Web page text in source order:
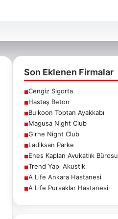
Son Eklenen Firmalar
■Cengiz Sigorta
■Hastaş Beton
■Bulkoon Toptan Ayakkabı
■Magusa Night Club
■Girne Night Club
■Ladiksan Parke
■Enes Kaplan Avukatlık Bürosu
■Trend Yapı Akustik
■A Life Ankara Hastanesi
■A Life Pursaklar Hastanesi